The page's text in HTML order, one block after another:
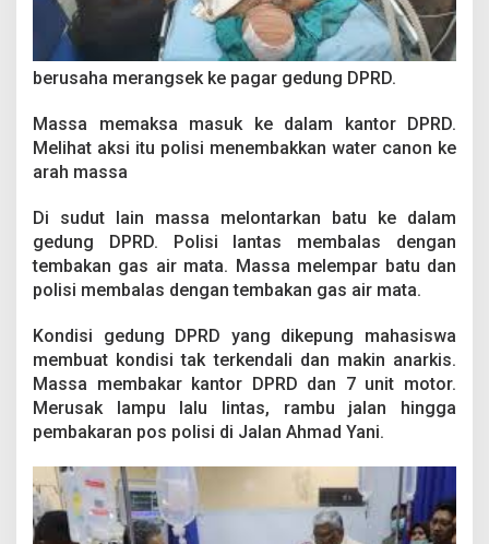
berusaha merangsek ke pagar gedung DPRD.
Massa memaksa masuk ke dalam kantor DPRD.
Melihat aksi itu polisi menembakkan water canon ke
arah massa
Di sudut lain massa melontarkan batu ke dalam
gedung DPRD. Polisi lantas membalas dengan
tembakan gas air mata. Massa melempar batu dan
polisi membalas dengan tembakan gas air mata.
Kondisi gedung DPRD yang dikepung mahasiswa
membuat kondisi tak terkendali dan makin anarkis.
Massa membakar kantor DPRD dan 7 unit motor.
Merusak lampu lalu lintas, rambu jalan hingga
pembakaran pos polisi di Jalan Ahmad Yani.